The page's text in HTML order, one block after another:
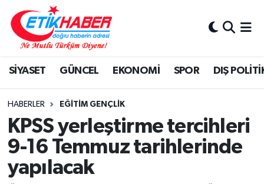
SİYASET GÜNCEL EKONOMİ SPOR DIŞ
HABERLER EĞİTİM GENÇLİK
KPSS yerleştirme tercihleri
9-16 Temmuz tarihlerinde
yapılacak
BİLİM-TEKNOLOJİ
DIŞ POLİTİKA
DÜNYA
EĞİTİM GENÇLİK
EKONOMİ
Nöbetçi Eczaneler
Hava Durumu
İstanbul Namaz Vakitleri
Trafik Durumu
Süper Lig Puan Durumu ve Fikstür